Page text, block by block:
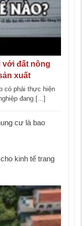
với đất nông
xuất
có phải thực hiện
đang [...]
cư là bao
kinh tế trang